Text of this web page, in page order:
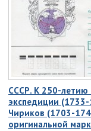
СССР. К 250-летию
экспедиции
Чириков (1703-
оригинальной